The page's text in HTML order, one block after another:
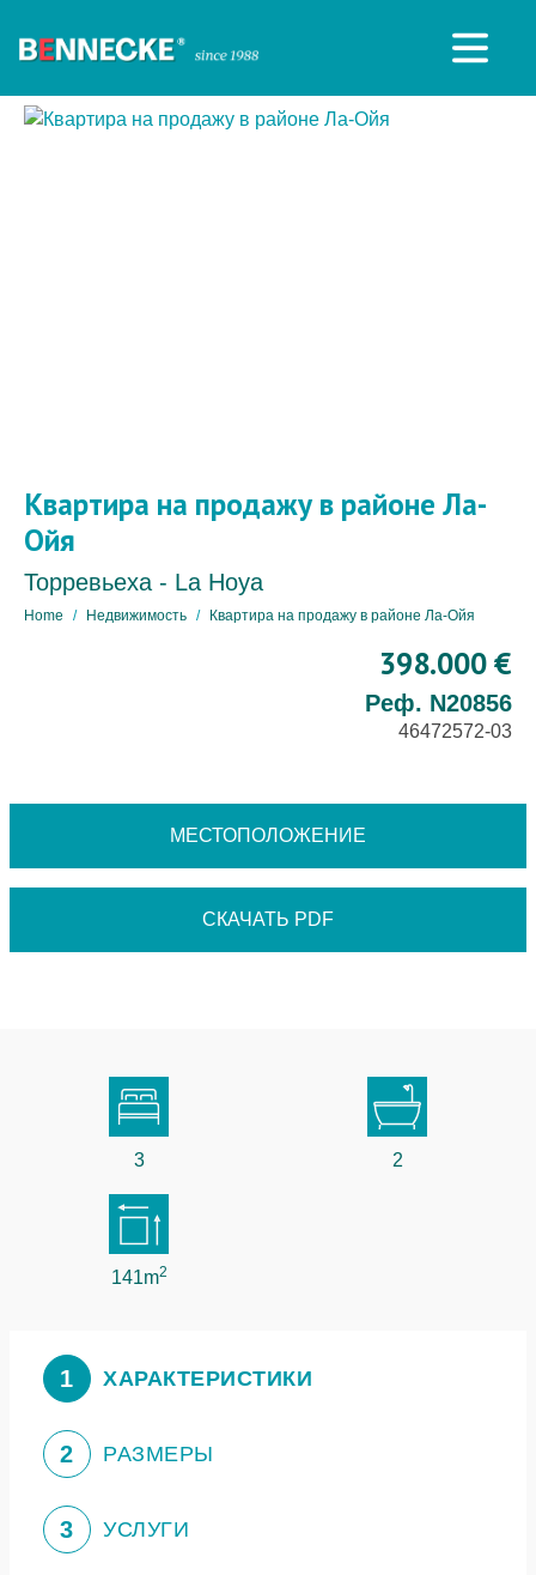
Квартира на продажу в районе Ла-
Ойя
Торревьеха - La Hoya
Home Недвижимость Квартира на продажу в районе Ла-Ойя
398.000 €
Реф. N20856
46472572-03
МЕСТОПОЛОЖЕНИЕ
СКАЧАТЬ PDF
3 2
141m2
1 ХАРАКТЕРИСТИКИ
2 РАЗМЕРЫ
3 УСЛУГИ